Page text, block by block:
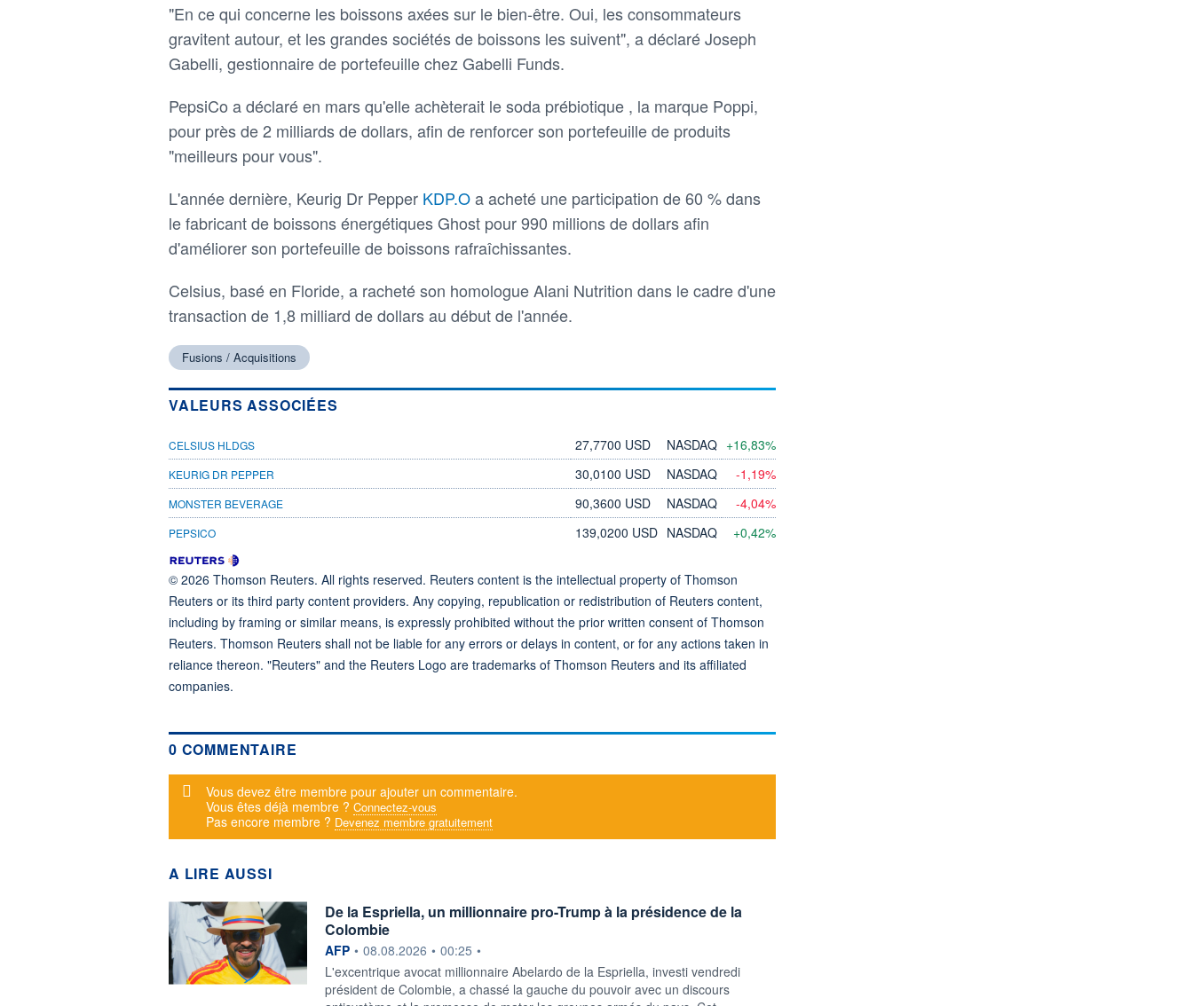
"En ce qui concerne les boissons axées sur le bien-être. Oui, les consommateurs
gravitent autour, et les grandes sociétés de boissons les suivent", a déclaré Joseph
Gabelli, gestionnaire de portefeuille chez Gabelli Funds.
PepsiCo a déclaré en mars qu'elle achèterait le soda prébiotique , la marque Poppi,
pour près de 2 milliards de dollars, afin de renforcer son portefeuille de produits
"meilleurs pour vous".
L'année dernière, Keurig Dr Pepper KDP.Oa acheté une participation de 60 % dans
le fabricant de boissons énergétiques Ghost pour 990 millions de dollars afin
d'améliorer son portefeuille de boissons rafraîchissantes.
Celsius, basé en Floride, a racheté son homologue Alani Nutrition dans le cadre d'une
transaction de 1,8 milliard de dollars au début de l'année.
Fusions / Acquisitions
VALEURS ASSOCIÉES
CELSIUS HLDGS 27,7700 USD NASDAQ +16,83%
KEURIG DR PEPPER 30,0100 USD NASDAQ -1,19%
MONSTER BEVERAGE 90,3600 USD NASDAQ -4,04%
PEPSICO 139,0200 USD NASDAQ +0,42%
© 2026 Thomson Reuters. All rights reserved. Reuters content is the intellectual property of Thomson
Reuters or its third party content providers. Any copying, republication or redistribution of Reuters content,
including by framing or similar means, is expressly prohibited without the prior written consent of Thomson
Reuters. Thomson Reuters shall not be liable for any errors or delays in content, or for any actions taken in
reliance thereon. "Reuters" and the Reuters Logo are trademarks of Thomson Reuters and its affiliated
companies.
0 COMMENTAIRE
Message d'alerte
Vous devez être membre pour ajouter un commentaire.
Vous êtes déjà membre ? Connectez-vous
Pas encore membre ? Devenez membre gratuitement
A LIRE AUSSI
De la Espriella, un millionnaire pro-Trump à la présidence de la
Colombie
information fournie par
AFP • 08.08.2026 • 00:25 •
L'excentrique avocat millionnaire Abelardo de la Espriella, investi vendredi
président de Colombie, a chassé la gauche du pouvoir avec un discours